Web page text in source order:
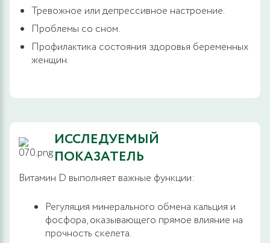
Тревожное или депрессивное настроение.
Проблемы со сном.
Профилактика состояния здоровья беременных
женщин.
ИССЛЕДУЕМЫЙ
ПОКАЗАТЕЛЬ
Витамин D выполняет важные функции:
Регуляция минерального обмена кальция и
фосфора, оказывающего прямое влияние на
прочность скелета.